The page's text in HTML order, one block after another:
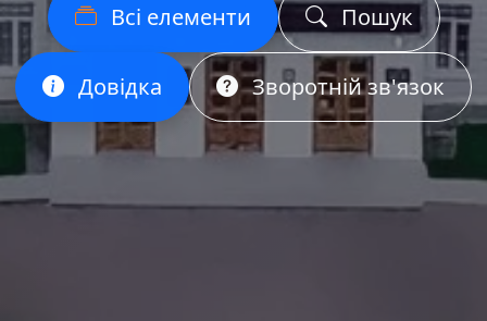
Всі елементи Пошук
Довідка Зворотній зв'язок